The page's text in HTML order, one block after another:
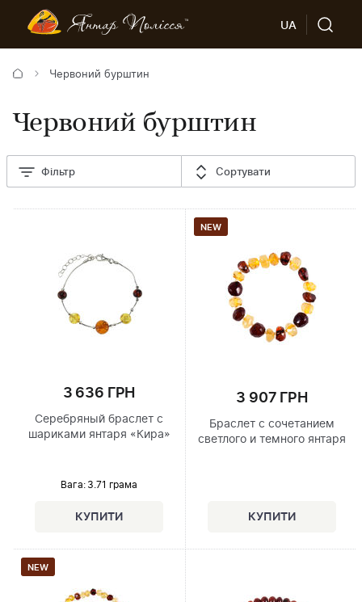
UA
Червоний бурштин
Червоний бурштин
Фільтр Сортувати
3 636 ГРН
Серебряный браслет с
шариками янтаря «Кира»
Вага: 3.71 грама
NEW
3 907 ГРН
Браслет с сочетанием
светлого и темного янтаря
NEW